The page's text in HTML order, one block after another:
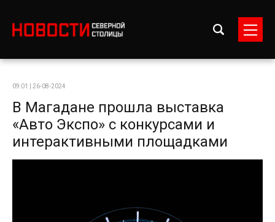
09:01 | 26-08-2024
В Магадане прошла выставка
«Авто Экспо» с конкурсами и
интерактивными площадками